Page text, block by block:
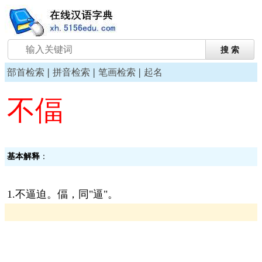
部首检索 | 拼音检索 | 笔画检索 | 起名
不偪
基本解释 ：
1.不逼迫。偪，同"逼"。